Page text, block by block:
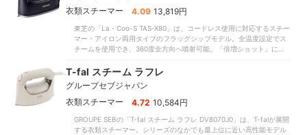
衣類スチーマー
4.09 13,819円
東芝の「La・Coo-S TAS-X80」は、コードレス使用に対応するスチー
マー・アイロン両用タイプのフラッグシップモデル。全温度設定でス
チームを使用でき、360度全方向へ噴射可能。「倍増ショット」によ
間は10分18秒と長持ち。シャツのシワもおおむねきれいに伸ばせまし
た。満水時の重量は789gと軽く、持ちやすいように設計されているの
で、操作性を重視する人はチェックしてください。
T-fal スチーム ラフレ
グループセブジャパン
衣類スチーマー
4.72 10,584円
GROUPE SEBの「T-fal スチーム ラフレ DV8070J0」は、T-falが展開
する衣類スチーマー。シリーズのなかでも最上位に近い高性能モデル